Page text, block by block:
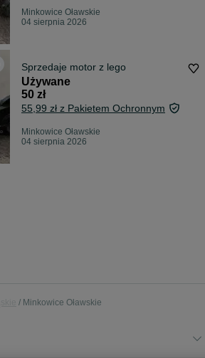
Minkowice Oławskie
04 sierpnia 2026
Sprzedaje motor z lego
Używane
50 zł
55,99 zł z Pakietem Ochronnym
Minkowice Oławskie
04 sierpnia 2026
Minkowice Oławskie